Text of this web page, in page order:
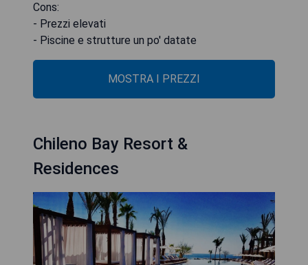
Cons:
- Prezzi elevati
- Piscine e strutture un po' datate
MOSTRA I PREZZI
Chileno Bay Resort &
Residences